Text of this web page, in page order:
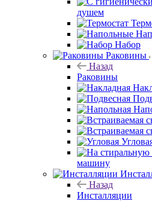
душем
Набор
Раковины
Назад
Раковины
машину
Назад
Инсталляции